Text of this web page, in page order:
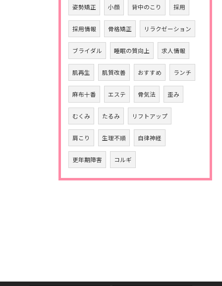
姿勢矯正 小顔 背中のこり 採用
採用情報 骨格矯正 リラクゼーション
ブライダル 睡眠の質向上 求人情報
肌再生 肌質改善 おすすめ ランチ
麻布十番 エステ 骨気法 歪み
むくみ たるみ リフトアップ
肩こり 生理不順 自律神経
更年期障害 コルギ